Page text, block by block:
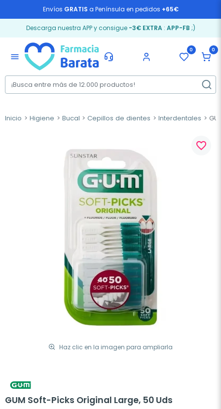
Envíos GRATIS a Península en pedidos +65€
Descarga nuestra APP y consigue -3€ EXTRA: APP-FB ;)
menu
0 0
Inicio Higiene Bucal Cepillos de dientes Interdentales
Haz clic en la imagen para ampliarla
favorite_border
GUM Soft-Picks Original Large, 50 Uds